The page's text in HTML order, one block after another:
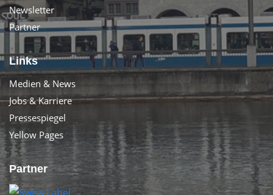
Newsletter
Partner
Links
Medien & News
Jobs & Karriere
Pressespiegel
Yellow Pages
Partner